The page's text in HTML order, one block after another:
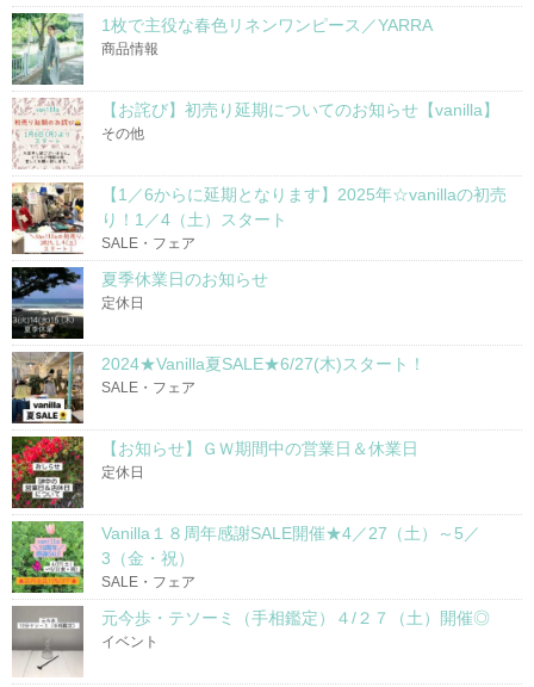
1枚で主役な春色リネンワンピース／YARRA
商品情報
【お詫び】初売り延期についてのお知らせ【vanilla】
その他
【1／6からに延期となります】2025年☆vanillaの初売
り！1／4（土）スタート
SALE・フェア
夏季休業日のお知らせ
定休日
2024★Vanilla夏SALE★6/27(木)スタート！
SALE・フェア
【お知らせ】ＧＷ期間中の営業日＆休業日
定休日
Vanilla１８周年感謝SALE開催★4／27（土）～5／
3（金・祝）
SALE・フェア
元今歩・テソーミ（手相鑑定）４/２７（土）開催◎
イベント